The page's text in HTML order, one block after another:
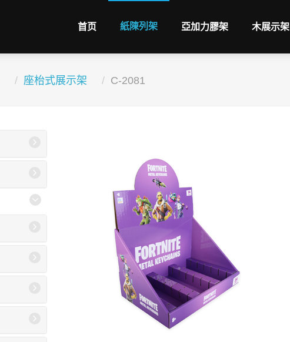
首页 紙陳列架 亞加力膠架 木展示架
座枱式展示架 C-2081